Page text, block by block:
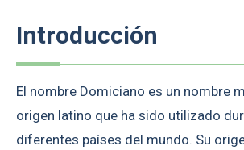
Introducción
El nombre Domiciano es un nombre
origen latino que ha sido utilizado
diferentes países del mundo. Su